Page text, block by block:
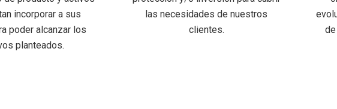
incorporar a sus
poder alcanzar los
planteados.
las necesidades de nuestros
clientes.